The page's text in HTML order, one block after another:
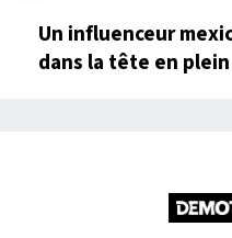
Un influenceur
dans la tête en